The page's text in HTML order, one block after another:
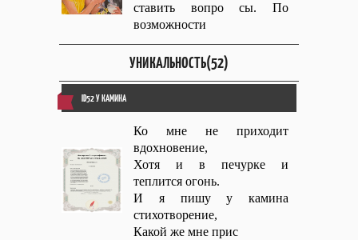
ставить вопро сы. По
возможности
УНИКАЛЬНОСТЬ(52)
ID52 У КАМИНА
Ко мне не приходит
вдохновение,
Хотя и в печурке и
теплится огонь.
И я пишу у камина
стихотворение,
Какой же мне прис